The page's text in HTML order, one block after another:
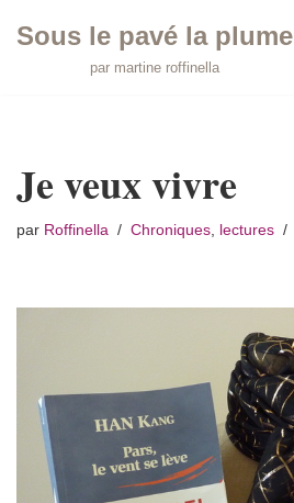
Sous le pavé la plume
par martine roffinella
Je veux vivre
par Roffinella Chroniques, lectures